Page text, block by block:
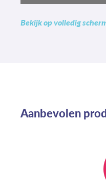
Bekijk op volledig
Aanbevolen